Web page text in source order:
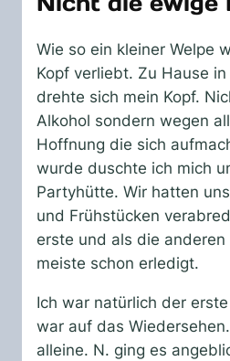
Wie so ein kleiner Welpe
Kopf verliebt. Zu Hause
drehte sich mein Kopf.
Alkohol sondern wegen
Hoffnung die sich
wurde duschte ich mich
Partyhütte. Wir hatten
und Frühstücken
erste und als die
meiste schon erledigt.
Ich war natürlich der
war auf das
alleine. N. ging es